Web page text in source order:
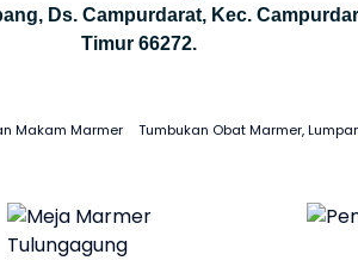
Ds. Campurdarat, Kec.
Timur 66272.
Makam Marmer